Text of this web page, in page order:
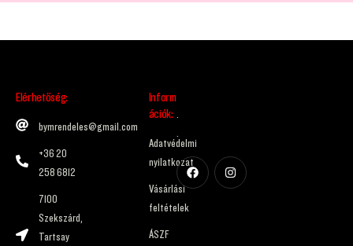
Elérhetőség:
bymrendeles@gmail.com
+36 20
258 6812
7100
Szekszárd,
Tartsay
Inform
ációk:
Adatvédelmi
nyilatkozat
Vásárlási
feltételek
ÁSZF